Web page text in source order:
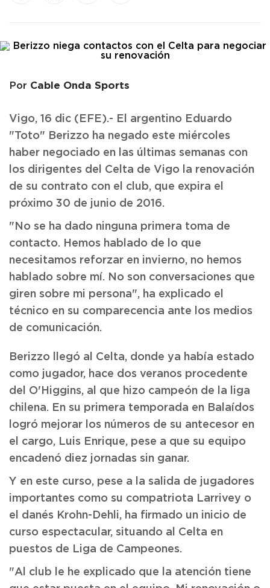
Por Cable Onda Sports
Vigo, 16 dic (EFE).- El argentino Eduardo
"Toto" Berizzo ha negado este miércoles
haber negociado en las últimas semanas con
los dirigentes del Celta de Vigo la renovación
de su contrato con el club, que expira el
próximo 30 de junio de 2016.
"No se ha dado ninguna primera toma de
contacto. Hemos hablado de lo que
necesitamos reforzar en invierno, no hemos
hablado sobre mí. No son conversaciones que
giren sobre mi persona", ha explicado el
técnico en su comparecencia ante los medios
de comunicación.
Berizzo llegó al Celta, donde ya había estado
como jugador, hace dos veranos procedente
del O'Higgins, al que hizo campeón de la liga
chilena. En su primera temporada en Balaídos
logró mejorar los números de su antecesor en
el cargo, Luis Enrique, pese a que su equipo
encadenó diez jornadas sin ganar.
Y en este curso, pese a la salida de jugadores
importantes como su compatriota Larrivey o
el danés Krohn-Dehli, ha firmado un inicio de
curso espectacular, situando al Celta en
puestos de Liga de Campeones.
"Al club le he explicado que la atención tiene